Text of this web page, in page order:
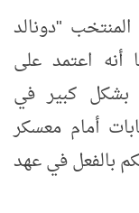
"دونالد
أنه اعتمد على
كبير في
أمام معسكر
بالفعل في عهد